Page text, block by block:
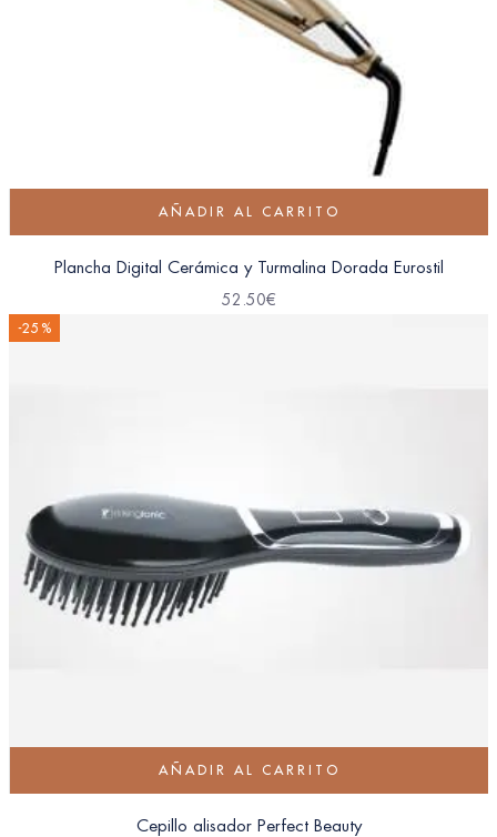
AÑADIR AL CARRITO
Plancha Digital Cerámica y Turmalina Dorada Eurostil
52.50€
-25 %
AÑADIR AL CARRITO
Cepillo alisador Perfect Beauty